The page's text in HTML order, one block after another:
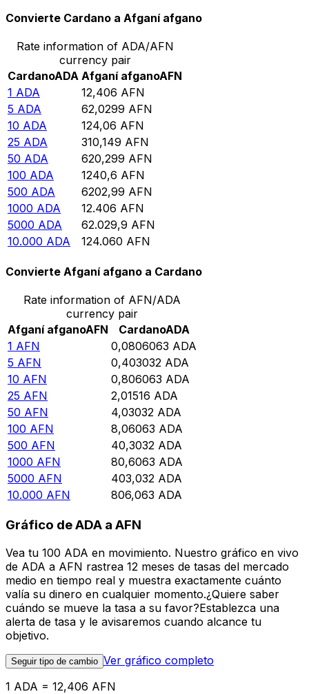
Convierte Cardano a Afganí afgano
Rate information of ADA/AFN
currency pair
CardanoADA Afganí afganoAFN
1 ADA 12,406 AFN
5 ADA 62,0299 AFN
10 ADA 124,06 AFN
25 ADA 310,149 AFN
50 ADA 620,299 AFN
100 ADA 1240,6 AFN
500 ADA 6202,99 AFN
1000 ADA 12.406 AFN
5000 ADA 62.029,9 AFN
10.000 ADA 124.060 AFN
Convierte Afganí afgano a Cardano
Rate information of AFN/ADA
currency pair
Afganí afganoAFN CardanoADA
1 AFN 0,0806063 ADA
5 AFN 0,403032 ADA
10 AFN 0,806063 ADA
25 AFN 2,01516 ADA
50 AFN 4,03032 ADA
100 AFN 8,06063 ADA
500 AFN 40,3032 ADA
1000 AFN 80,6063 ADA
5000 AFN 403,032 ADA
10.000 AFN 806,063 ADA
Gráfico de ADA a AFN
Vea tu 100 ADA en movimiento. Nuestro gráfico en vivo
de ADA a AFN rastrea 12 meses de tasas del mercado
medio en tiempo real y muestra exactamente cuánto
valía su dinero en cualquier momento.¿Quiere saber
cuándo se mueve la tasa a su favor?Establezca una
alerta de tasa y le avisaremos cuando alcance tu
objetivo.
Seguir tipo de cambio Ver gráfico completo
1 ADA = 12,406 AFN